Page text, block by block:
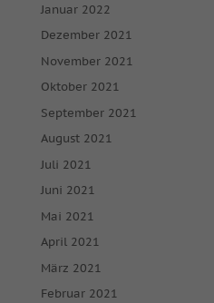
Januar 2022
Dezember 2021
November 2021
Oktober 2021
September 2021
August 2021
Juli 2021
Juni 2021
Mai 2021
April 2021
März 2021
Februar 2021